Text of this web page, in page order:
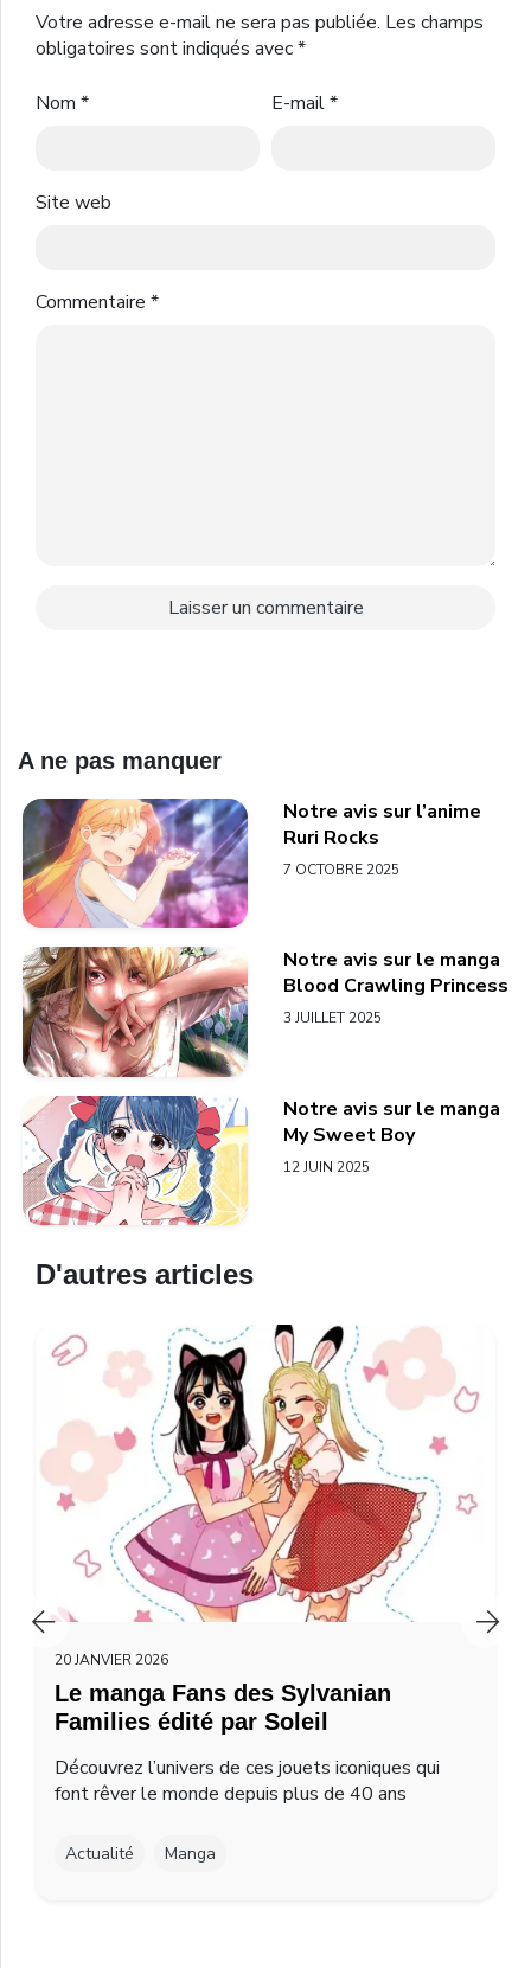
Votre adresse e-mail ne sera pas publiée. Les champs
obligatoires sont indiqués avec*
Nom * E-mail*
Site web
Commentaire *
A ne pas manquer
Notre avis sur l’anime
Ruri Rocks
7 OCTOBRE 2025
Notre avis sur le manga
Blood Crawling Princess
3 JUILLET 2025
Notre avis sur le manga
My Sweet Boy
12 JUIN 2025
D'autres articles
20 JANVIER 2026
Le manga Fans des Sylvanian
Families édité par Soleil
Découvrez l’univers de ces jouets iconiques qui
font rêver le monde depuis plus de 40 ans
Actualité Manga